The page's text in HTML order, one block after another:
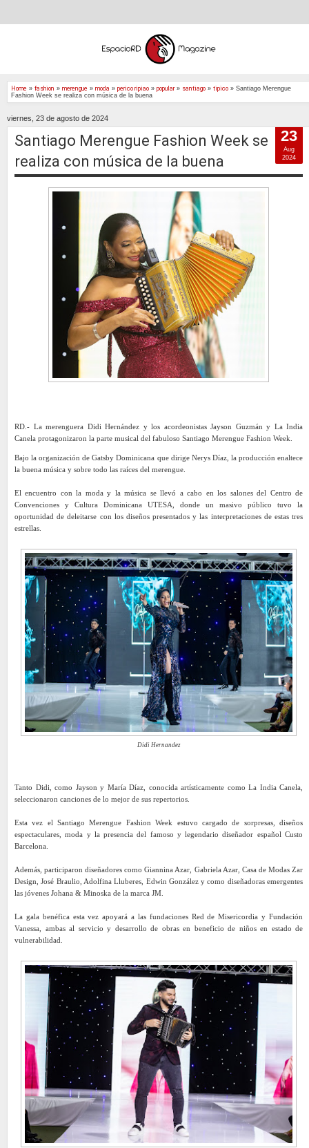
Home » fashion » merengue » moda » perico ripiao » popular» santiago » tipico » Santiago Merengue
Fashion Week se realiza con música de la buena
viernes, 23 de agosto de 2024
Santiago Merengue Fashion Week se
realiza con música de la buena
RD.- La merenguera Didi Hernández y los acordeonistas Jayson Guzmán y La India
Canela protagonizaron la parte musical del fabuloso Santiago Merengue Fashion Week.
Bajo la organización de Gatsby Dominicana que dirige Nerys Díaz, la producción enaltece
la buena música y sobre todo las raíces del merengue.
El encuentro con la moda y la música se llevó a cabo en los salones del Centro de
Convenciones y Cultura Dominicana UTESA, donde un masivo público tuvo la
oportunidad de deleitarse con los diseños presentados y las interpretaciones de estas tres
estrellas.
Didi Hernandez
Tanto Didi, como Jayson y María Díaz, conocida artísticamente como La India Canela,
seleccionaron canciones de lo mejor de sus repertorios.
Esta vez el Santiago Merengue Fashion Week estuvo cargado de sorpresas, diseños
espectaculares, moda y la presencia del famoso y legendario diseñador español Custo
Barcelona.
Además, participaron diseñadores como Giannina Azar, Gabriela Azar, Casa de Modas Zar
Design, José Braulio, Adolfina Lluberes, Edwin González y como diseñadoras emergentes
las jóvenes Johana & Minoska de la marca JM.
La gala benéfica esta vez apoyará a las fundaciones Red de Misericordia y Fundación
Vanessa, ambas al servicio y desarrollo de obras en beneficio de niños en estado de
vulnerabilidad.
23
Aug
2024